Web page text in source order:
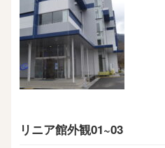
リニア館外観01~03